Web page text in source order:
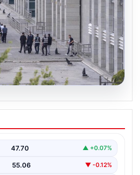
Gelişen
Uyuşturucu Test
haberler, Etimesgut
kapsamında,…
47.70 ▲ +0.07%
55.06 ▼ -0.12%